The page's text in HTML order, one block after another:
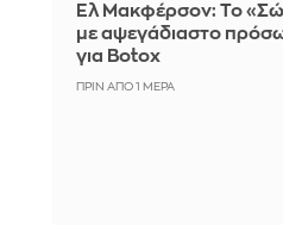
Ελ Μακφέρσον: Το
με αψεγάδιαστο
για Botox
ΠΡΙΝ ΑΠΌ 1 ΜΈΡΑ